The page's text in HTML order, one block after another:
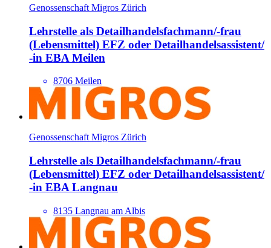
Genossenschaft Migros Zürich
Lehrstelle als Detailhandels­fachmann/​-frau
(Lebensmittel) EFZ oder Detailhandels­assistent/​
-in EBA Meilen
8706 Meilen
Genossenschaft Migros Zürich
Lehrstelle als Detailhandels­fachmann/​-frau
(Lebensmittel) EFZ oder Detailhandels­assistent/​
-in EBA Langnau
8135 Langnau am Albis